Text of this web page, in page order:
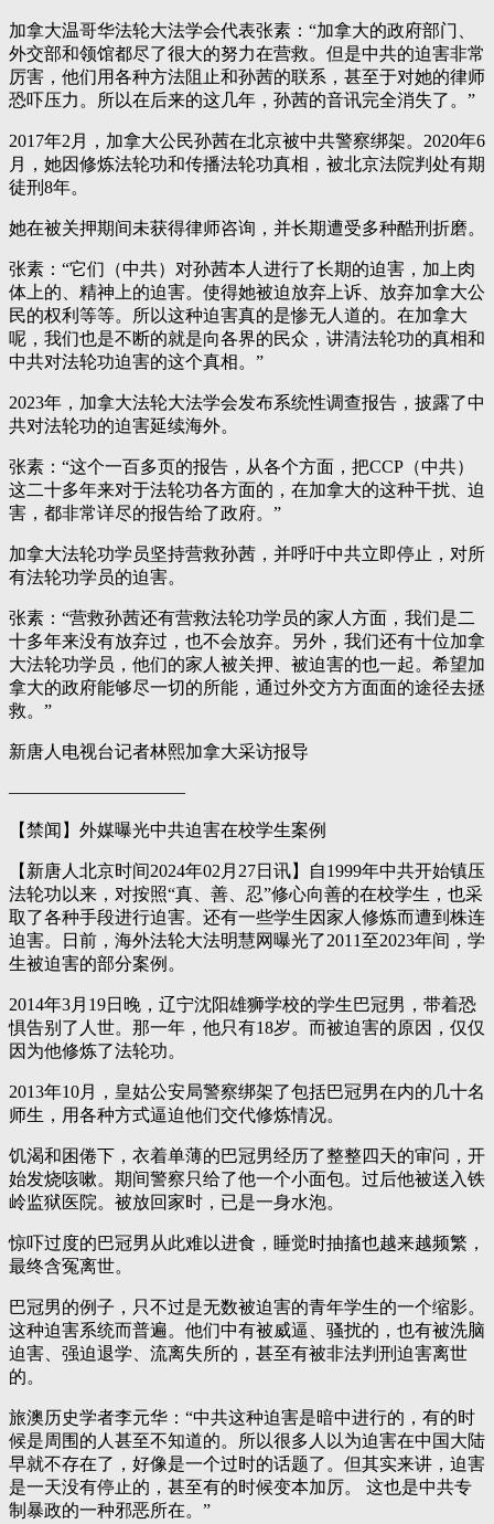
加拿大温哥华法轮大法学会代表张素：“加拿大的政府部门、
外交部和领馆都尽了很大的努力在营救。但是中共的迫害非常
厉害，他们用各种方法阻止和孙茜的联系，甚至于对她的律师
恐吓压力。所以在后来的这几年，孙茜的音讯完全消失了。”
2017年2月，加拿大公民孙茜在北京被中共警察绑架。2020年6
月，她因修炼法轮功和传播法轮功真相，被北京法院判处有期
徒刑8年。
她在被关押期间未获得律师咨询，并长期遭受多种酷刑折磨。
张素：“它们（中共）对孙茜本人进行了长期的迫害，加上肉
体上的、精神上的迫害。使得她被迫放弃上诉、放弃加拿大公
民的权利等等。所以这种迫害真的是惨无人道的。在加拿大
呢，我们也是不断的就是向各界的民众，讲清法轮功的真相和
中共对法轮功迫害的这个真相。”
2023年，加拿大法轮大法学会发布系统性调查报告，披露了中
共对法轮功的迫害延续海外。
张素：“这个一百多页的报告，从各个方面，把CCP（中共）
这二十多年来对于法轮功各方面的，在加拿大的这种干扰、迫
害，都非常详尽的报告给了政府。”
加拿大法轮功学员坚持营救孙茜，并呼吁中共立即停止，对所
有法轮功学员的迫害。
张素：“营救孙茜还有营救法轮功学员的家人方面，我们是二
十多年来没有放弃过，也不会放弃。另外，我们还有十位加拿
大法轮功学员，他们的家人被关押、被迫害的也一起。希望加
拿大的政府能够尽一切的所能，通过外交方方面面的途径去拯
救。”
新唐人电视台记者林熙加拿大采访报导
——————————
【禁闻】外媒曝光中共迫害在校学生案例
【新唐人北京时间2024年02月27日讯】自1999年中共开始镇压
法轮功以来，对按照“真、善、忍”修心向善的在校学生，也采
取了各种手段进行迫害。还有一些学生因家人修炼而遭到株连
迫害。日前，海外法轮大法明慧网曝光了2011至2023年间，学
生被迫害的部分案例。
2014年3月19日晚，辽宁沈阳雄狮学校的学生巴冠男，带着恐
惧告别了人世。那一年，他只有18岁。而被迫害的原因，仅仅
因为他修炼了法轮功。
2013年10月，皇姑公安局警察绑架了包括巴冠男在内的几十名
师生，用各种方式逼迫他们交代修炼情况。
饥渴和困倦下，衣着单薄的巴冠男经历了整整四天的审问，开
始发烧咳嗽。期间警察只给了他一个小面包。过后他被送入铁
岭监狱医院。被放回家时，已是一身水泡。
惊吓过度的巴冠男从此难以进食，睡觉时抽搐也越来越频繁，
最终含冤离世。
巴冠男的例子，只不过是无数被迫害的青年学生的一个缩影。
这种迫害系统而普遍。他们中有被威逼、骚扰的，也有被洗脑
迫害、强迫退学、流离失所的，甚至有被非法判刑迫害离世
的。
旅澳历史学者李元华：“中共这种迫害是暗中进行的，有的时
候是周围的人甚至不知道的。所以很多人以为迫害在中国大陆
早就不存在了，好像是一个过时的话题了。但其实来讲，迫害
是一天没有停止的，甚至有的时候变本加厉。 这也是中共专
制暴政的一种邪恶所在。”